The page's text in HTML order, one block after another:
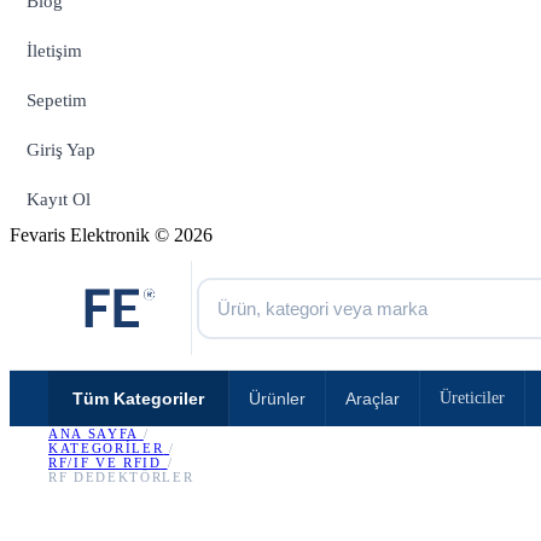
İletişim
Sepetim
Giriş Yap
Kayıt Ol
Fevaris Elektronik © 2026
Tüm Kategoriler Ürünler Araçlar Üreticiler
ANA SAYFA /
KATEGORILER /
RF/IF VE RFID /
RF DEDEKTÖRLER